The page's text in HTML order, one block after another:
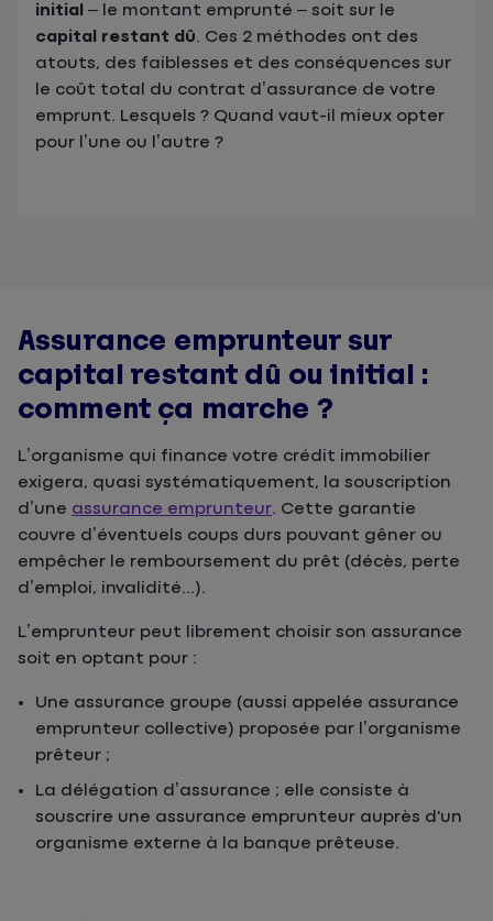
initial – le montant emprunté – soit sur le
capital restant dû. Ces 2 méthodes ont des
atouts, des faiblesses et des conséquences sur
le coût total du contrat d’assurance de votre
emprunt. Lesquels ? Quand vaut-il mieux opter
pour l’une ou l’autre ?
Assurance emprunteur sur
capital restant dû ou initial :
comment ça marche ?
L’organisme qui finance votre crédit immobilier
exigera, quasi systématiquement, la souscription
d’une assurance emprunteur. Cette garantie
couvre d’éventuels coups durs pouvant gêner ou
empêcher le remboursement du prêt (décès, perte
d’emploi, invalidité...).
L’emprunteur peut librement choisir son assurance
soit en optant pour :
Une assurance groupe (aussi appelée assurance
emprunteur collective) proposée par l’organisme
prêteur ;
La délégation d’assurance ; elle consiste à
souscrire une assurance emprunteur auprès d'un
organisme externe à la banque prêteuse.